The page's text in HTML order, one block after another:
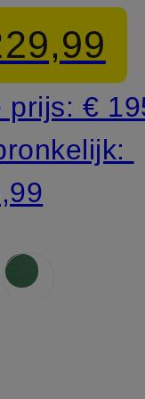
prijs: €